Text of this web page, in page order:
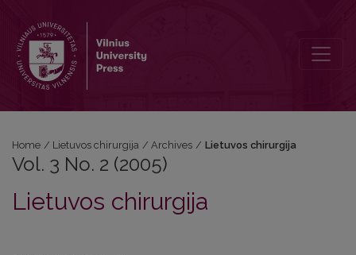
Home / Lietuvos chirurgija / Archives / Lietuvos chirurgija
Vol. 3 No. 2 (2005)
Lietuvos chirurgija